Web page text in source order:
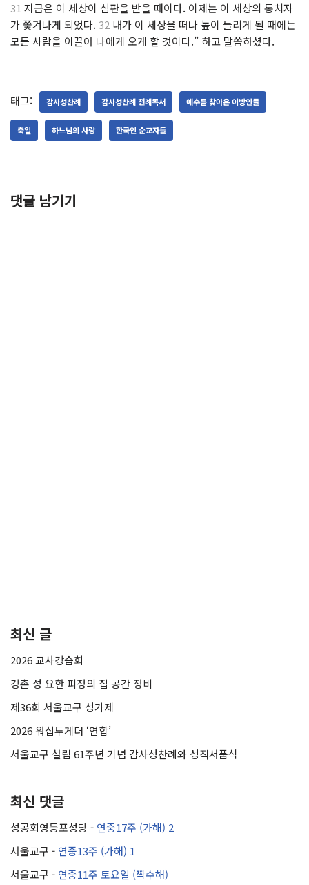
31 지금은 이 세상이 심판을 받을 때이다. 이제는 이 세상의 통치자
가 쫓겨나게 되었다. 32 내가 이 세상을 떠나 높이 들리게 될 때에는
모든 사람을 이끌어 나에게 오게 할 것이다.” 하고 말씀하셨다.
태그: 감사성찬례 감사성찬례 전례독서 예수를 찾아온 이방인들
축일 하느님의 사랑 한국인 순교자들
댓글 남기기
최신 글
2026 교사강습회
강촌 성 요한 피정의 집 공간 정비
제36회 서울교구 성가제
2026 워십투게더 ‘연합’
서울교구 설립 61주년 기념 감사성찬례와 성직서품식
최신 댓글
성공회영등포성당 - 연중17주 (가해) 2
서울교구 - 연중13주 (가해) 1
서울교구 - 연중11주 토요일 (짝수해)